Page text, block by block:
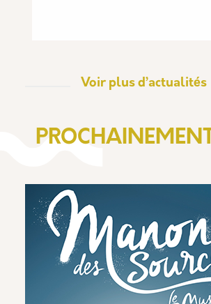
Voir plus d’actualités
PROCHAINEMENT